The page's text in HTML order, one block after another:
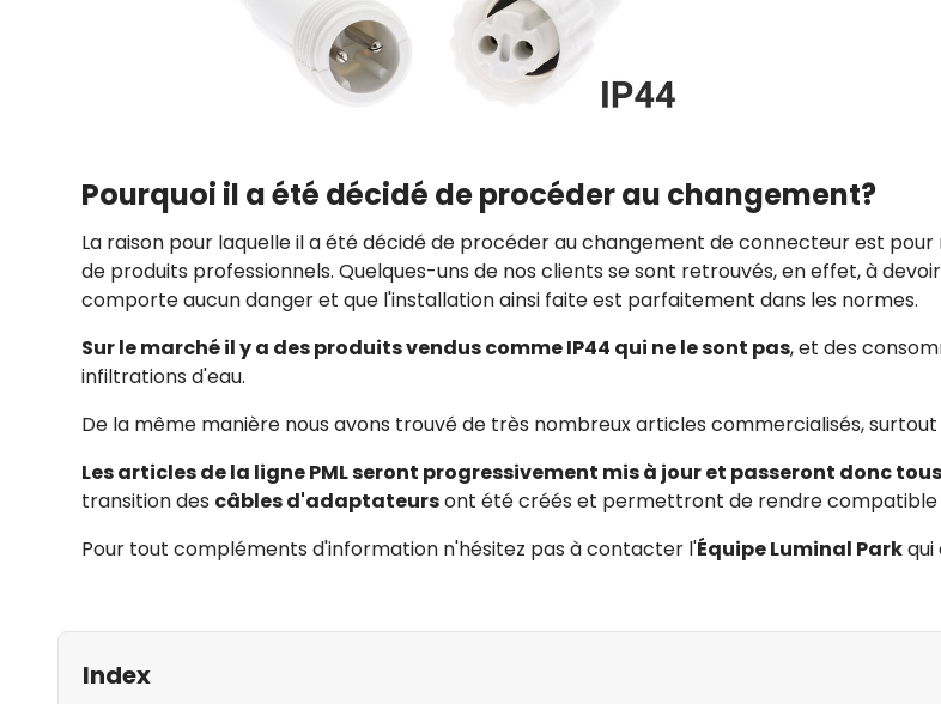
Pourquoi il a été décidé de procéder au changement?
La raison pour laquelle il a été décidé de procéder au changement de connecteur est
de produits professionnels. Quelques-uns de nos clients se sont retrouvés, en effet, à
comporte aucun danger et que l'installation ainsi faite est parfaitement dans les normes.
Sur le marché il y a des produits vendus comme IP44 qui ne le sont pas, et des
infiltrations d'eau.
De la même manière nous avons trouvé de très nombreux articles commercialisés, surtout
Les articles de la ligne PML seront progressivement mis à jour et passeront donc
transition des câbles d'adaptateursont été créés et permettront de rendre compatible
Pour tout compléments d'information n'hésitez pas à contacter l'Équipe Luminal Parkqui
Index